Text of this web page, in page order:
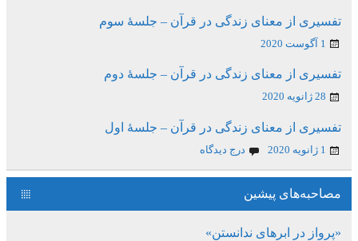
تفسیری از معنای زندگی در قرآن – جلسۀ سوم
1 آگوست 2020
تفسیری از معنای زندگی در قرآن – جلسۀ دوم
28 ژانویه 2020
تفسیری از معنای زندگی در قرآن – جلسۀ اول
1 ژانویه 2020 درج دیدگاه
مصاحبه‌های پیشین
«پرواز در ابرهای ندانستن»